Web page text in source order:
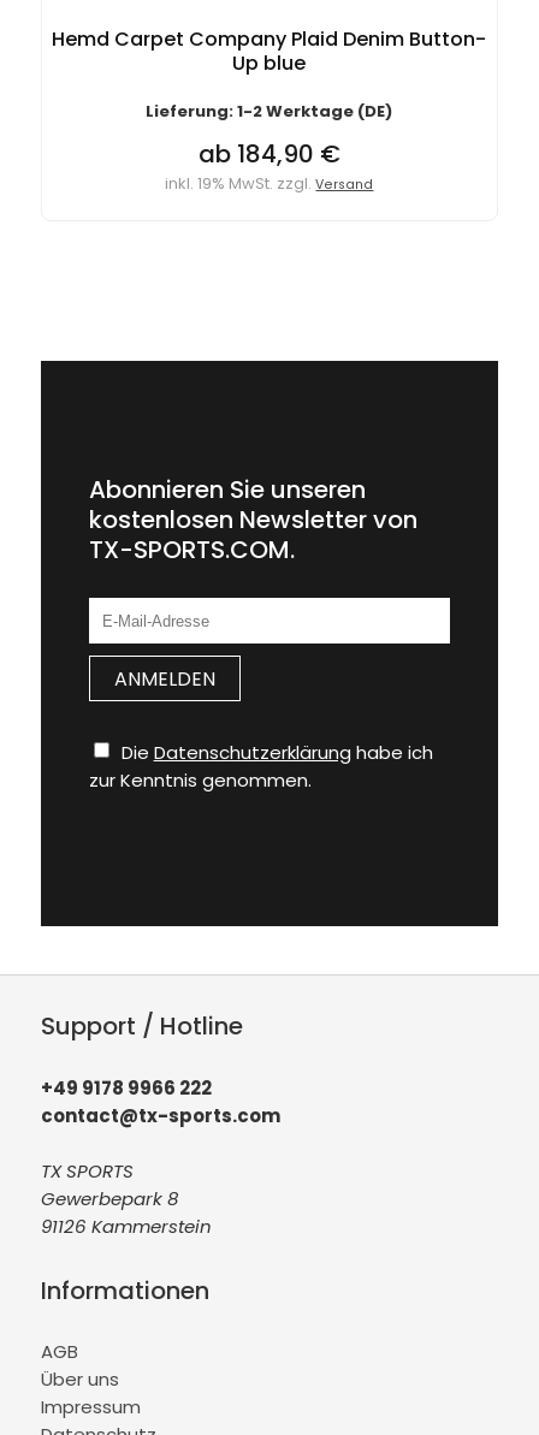
Hemd Carpet Company Plaid Denim Button-
Up blue
Lieferung: 1-2 Werktage (DE)
ab 184,90 €
inkl. 19% MwSt. zzgl.Versand
Abonnieren Sie unseren
kostenlosen Newsletter von
TX-SPORTS.COM.
Die Datenschutzerklärung habe ich
zur Kenntnis genommen.
Support / Hotline
+49 9178 9966 222
contact@tx-sports.com
TX SPORTS
Gewerbepark 8
91126 Kammerstein
Informationen
AGB
Über uns
Impressum